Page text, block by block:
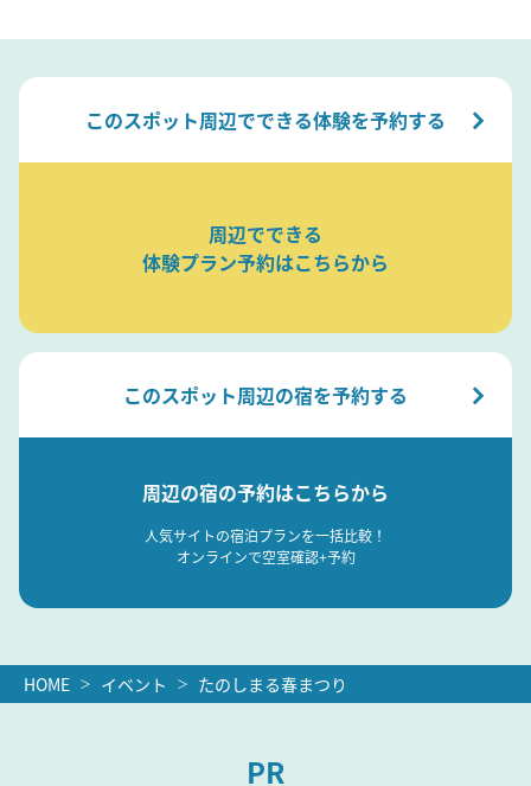
このスポット周辺でできる体験を予約する
周辺でできる
体験プラン予約はこちらから
このスポット周辺の宿を予約する
周辺の宿の予約はこちらから
人気サイトの宿泊プランを一括比較！
オンラインで空室確認+予約
HOME イベント たのしまる春まつり
PR